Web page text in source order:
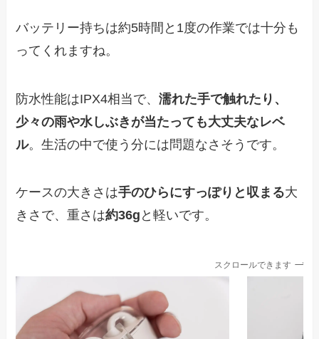
バッテリー持ちは約5時間と1度の作業では十分も
ってくれますね。
防水性能はIPX4相当で、濡れた手で触れたり、
少々の雨や水しぶきが当たっても大丈夫なレベ
ル。生活の中で使う分には問題なさそうです。
ケースの大きさは手のひらにすっぽりと収まる大
きさで、重さは約36g と軽いです。
スクロールできます